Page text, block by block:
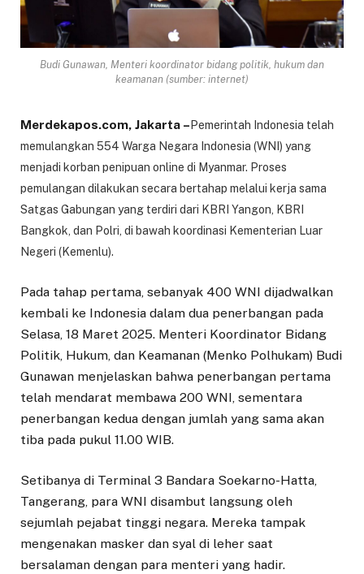
Budi Gunawan, Menteri koordinator bidang politik, hukum dan
keamanan (sumber: internet)
Merdekapos.com, Jakarta – Pemerintah Indonesia telah
memulangkan 554 Warga Negara Indonesia (WNI) yang
menjadi korban penipuan online di Myanmar. Proses
pemulangan dilakukan secara bertahap melalui kerja sama
Satgas Gabungan yang terdiri dari KBRI Yangon, KBRI
Bangkok, dan Polri, di bawah koordinasi Kementerian Luar
Negeri (Kemenlu).
Pada tahap pertama, sebanyak 400 WNI dijadwalkan
kembali ke Indonesia dalam dua penerbangan pada
Selasa, 18 Maret 2025. Menteri Koordinator Bidang
Politik, Hukum, dan Keamanan (Menko Polhukam) Budi
Gunawan menjelaskan bahwa penerbangan pertama
telah mendarat membawa 200 WNI, sementara
penerbangan kedua dengan jumlah yang sama akan
tiba pada pukul 11.00 WIB.
Setibanya di Terminal 3 Bandara Soekarno-Hatta,
Tangerang, para WNI disambut langsung oleh
sejumlah pejabat tinggi negara. Mereka tampak
mengenakan masker dan syal di leher saat
bersalaman dengan para menteri yang hadir.